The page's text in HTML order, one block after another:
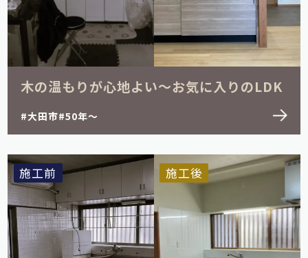
木の温もりが心地よい～お気に入りのLDK
大田市 50年～
施工前 施工後